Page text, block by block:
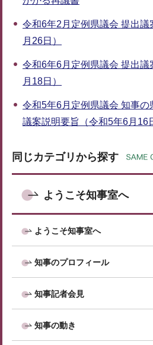
令和6年2月定例県議会 提出
月26日）
令和6年6月定例県議会 提出
月18日）
令和5年6月定例県議会 知事の
議案説明要旨（令和5年6月16
同じカテゴリから探す
ようこそ知事室へ
ようこそ知事室へ
知事のプロフィール
知事記者会見
知事の動き